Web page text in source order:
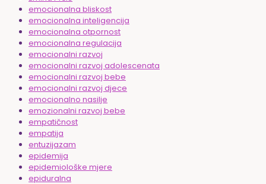
emocionalna bliskost
emocionalna inteligencija
emocionalna otpornost
emocionalna regulacija
emocionalni razvoj
emocionalni razvoj adolescenata
emocionalni razvoj bebe
emocionalni razvoj djece
emocionalno nasilje
emozionalni razvoj bebe
empatičnost
empatija
entuzijazam
epidemija
epidemiološke mjere
epiduralna